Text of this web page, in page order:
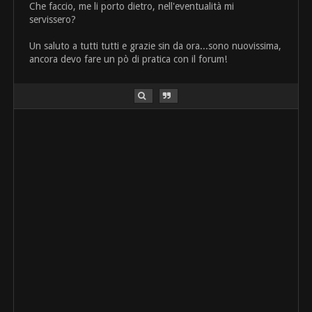
Che faccio, me li porto dietro, nell'eventualità mi
servissero?
Un saluto a tutti tutti e grazie sin da ora...sono nuovissima,
ancora devo fare un pò di pratica con il forum!